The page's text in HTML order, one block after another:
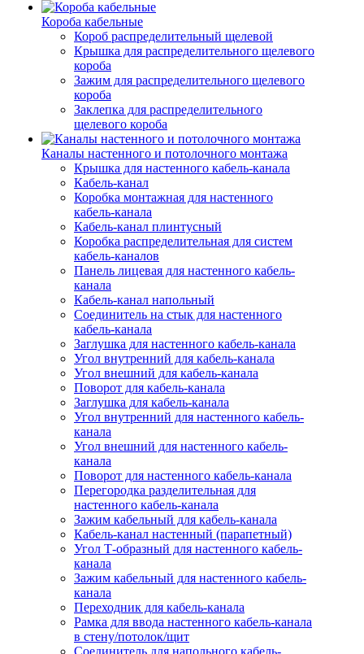
Короба кабельные
Короб распределительный щелевой
Крышка для распределительного щелевого
короба
Зажим для распределительного щелевого
короба
Заклепка для распределительного
щелевого короба
Каналы настенного и потолочного монтажа
Крышка для настенного кабель-канала
Кабель-канал
Коробка монтажная для настенного
кабель-канала
Кабель-канал плинтусный
Коробка распределительная для систем
кабель-каналов
Панель лицевая для настенного кабель-
канала
Кабель-канал напольный
Соединитель на стык для настенного
кабель-канала
Заглушка для настенного кабель-канала
Угол внутренний для кабель-канала
Угол внешний для кабель-канала
Поворот для кабель-канала
Заглушка для кабель-канала
Угол внутренний для настенного кабель-
канала
Угол внешний для настенного кабель-
канала
Поворот для настенного кабель-канала
Перегородка разделительная для
настенного кабель-канала
Зажим кабельный для кабель-канала
Кабель-канал настенный (парапетный)
Угол Т-образный для настенного кабель-
канала
Зажим кабельный для настенного кабель-
канала
Переходник для кабель-канала
Рамка для ввода настенного кабель-канала
в стену/потолок/щит
Соединитель для напольного кабель-